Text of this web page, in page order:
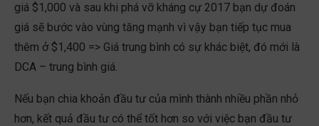
giá $1,000 và sau khi phá vỡ kháng cự 2017 bạn dự đoán
giá sẽ bước vào vùng tăng mạnh vì vậy bạn tiếp tục mua
thêm ở $1,400 => Giá trung bình có sự khác biệt, đó mới là
DCA – trung bình giá.
Nếu bạn chia khoản đầu tư của mình thành nhiều phần nhỏ
hơn, kết quả đầu tư có thể tốt hơn so với việc bạn đầu tư